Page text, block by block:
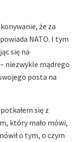
że za
NATO. I tym
się na
niezwykle mądrego
posta na
się z
który mało mówi,
o tym, o czym